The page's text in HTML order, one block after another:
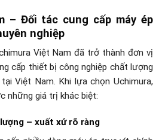
– Đối tác cung cấp máy ép
nghiệp
Việt Nam đã trở thành đơn vị
cấp thiết bị công nghiệp chất lượng
Việt Nam. Khi lựa chọn Uchimura,
những giá trị khác biệt:
– xuất xứ rõ ràng